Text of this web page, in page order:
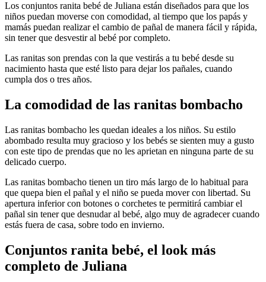
Los conjuntos ranita bebé de Juliana están diseñados para que los
niños puedan moverse con comodidad, al tiempo que los papás y
mamás puedan realizar el cambio de pañal de manera fácil y rápida,
sin tener que desvestir al bebé por completo.
Las ranitas son prendas con la que vestirás a tu bebé desde su
nacimiento hasta que esté listo para dejar los pañales, cuando
cumpla dos o tres años.
La comodidad de las ranitas bombacho
Las ranitas bombacho les quedan ideales a los niños. Su estilo
abombado resulta muy gracioso y los bebés se sienten muy a gusto
con este tipo de prendas que no les aprietan en ninguna parte de su
delicado cuerpo.
Las ranitas bombacho tienen un tiro más largo de lo habitual para
que quepa bien el pañal y el niño se pueda mover con libertad. Su
apertura inferior con botones o corchetes te permitirá cambiar el
pañal sin tener que desnudar al bebé, algo muy de agradecer cuando
estás fuera de casa, sobre todo en invierno.
Conjuntos ranita bebé, el look más
completo de Juliana